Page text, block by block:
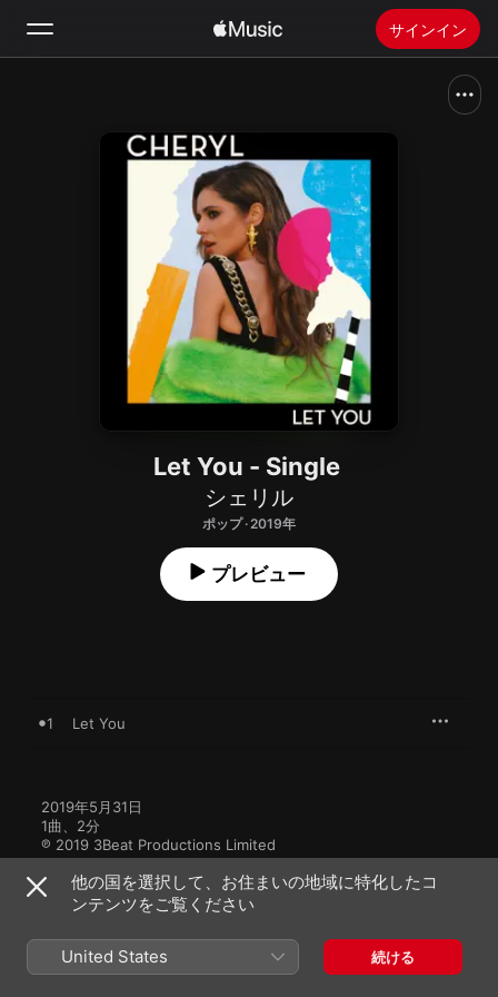
サインイン
Apple Musicをインストール
Let You - Single
シェリル
ポップ · 2019年
プレビュー
1 Let You
2019年5月31日
1曲、2分
℗ 2019 3Beat Productions Limited
ミュージックビデオ
他の国を選択して、お住まいの地域に特化したコ
ンテンツをご覧ください
United States 続ける